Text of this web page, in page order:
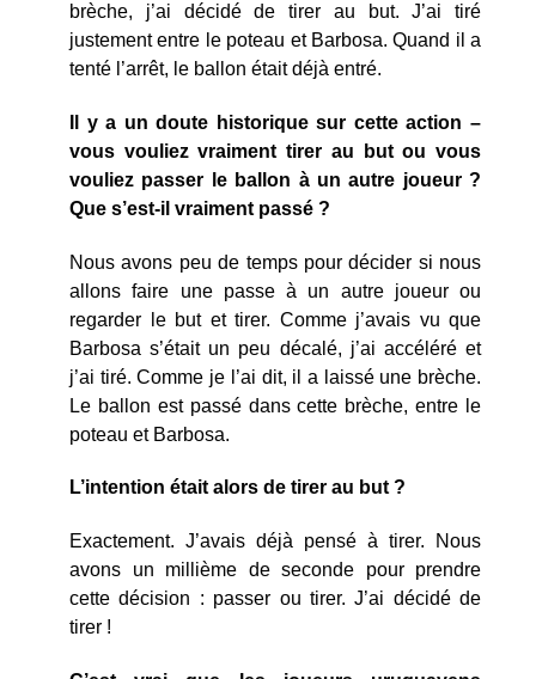
brèche, j’ai décidé de tirer au but. J’ai tiré
justement entre le poteau et Barbosa. Quand il a
tenté l’arrêt, le ballon était déjà entré.
Il y a un doute historique sur cette action –
vous vouliez vraiment tirer au but ou vous
vouliez passer le ballon à un autre joueur ?
Que s’est-il vraiment passé ?
Nous avons peu de temps pour décider si nous
allons faire une passe à un autre joueur ou
regarder le but et tirer. Comme j’avais vu que
Barbosa s’était un peu décalé, j’ai accéléré et
j’ai tiré. Comme je l’ai dit, il a laissé une brèche.
Le ballon est passé dans cette brèche, entre le
poteau et Barbosa.
L’intention était alors de tirer au but ?
Exactement. J’avais déjà pensé à tirer. Nous
avons un millième de seconde pour prendre
cette décision : passer ou tirer. J’ai décidé de
tirer !